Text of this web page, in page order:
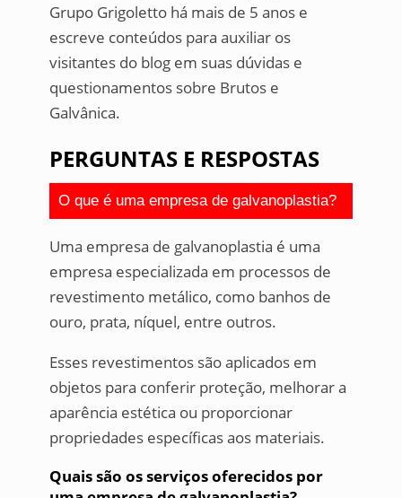
Grupo Grigoletto há mais de 5 anos e
escreve conteúdos para auxiliar os
visitantes do blog em suas dúvidas e
questionamentos sobre Brutos e
Galvânica.
PERGUNTAS E RESPOSTAS
O que é uma empresa de galvanoplastia?
Uma empresa de galvanoplastia é uma
empresa especializada em processos de
revestimento metálico, como banhos de
ouro, prata, níquel, entre outros.
Esses revestimentos são aplicados em
objetos para conferir proteção, melhorar a
aparência estética ou proporcionar
propriedades específicas aos materiais.
Quais são os serviços oferecidos por